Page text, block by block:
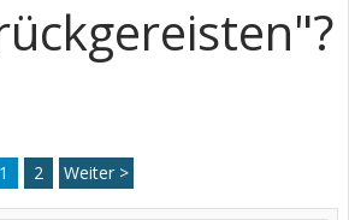
1 2 Weiter >